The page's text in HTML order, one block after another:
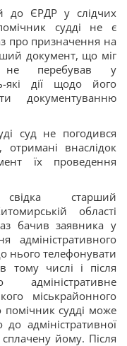
до ЄРДР у слідчих
судді не є
про призначення на
документ, що міг
не перебував у
які дії щодо його
документуванню
суд не погодився
внаслідок
їх проведення
старший
області
бачив заявника у
адміністративного
нього телефонувати
тому числі і після
міськрайонного
судді може
адміністративної
сплачену йому. Після